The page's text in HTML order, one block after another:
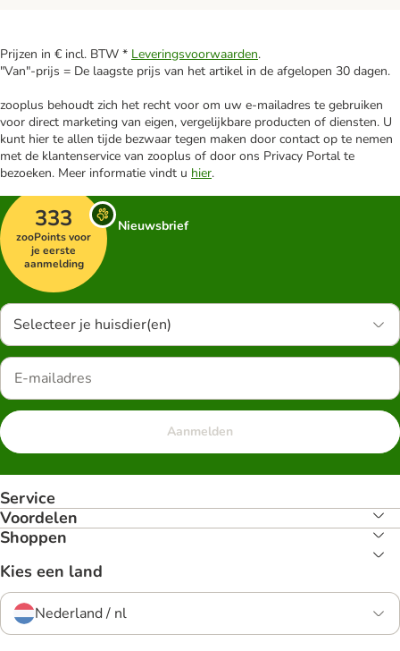
Prijzen in € incl. BTW * Leveringsvoorwaarden.
"Van"-prijs = De laagste prijs van het artikel in de afgelopen 30 dagen.
zooplus behoudt zich het recht voor om uw e-mailadres te gebruiken
voor direct marketing van eigen, vergelijkbare producten of diensten. U
kunt hier te allen tijde bezwaar tegen maken door contact op te nemen
met de klantenservice van zooplus of door ons Privacy Portal te
bezoeken. Meer informatie vindt u hier.
333
zooPoints voor
je eerste
aanmelding
Nieuwsbrief
Selecteer je huisdier(en)
Aanmelden
Service
Voordelen
Shoppen
Kies een land
Nederland / nl